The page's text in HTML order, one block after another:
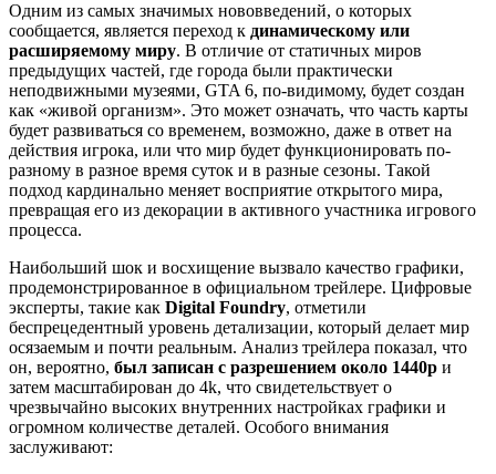
Одним из самых значимых нововведений, о которых
сообщается, является переход к динамическому или
расширяемому миру. В отличие от статичных миров
предыдущих частей, где города были практически
неподвижными музеями, GTA 6, по-видимому, будет создан
как «живой организм». Это может означать, что часть карты
будет развиваться со временем, возможно, даже в ответ на
действия игрока, или что мир будет функционировать по-
разному в разное время суток и в разные сезоны. Такой
подход кардинально меняет восприятие открытого мира,
превращая его из декорации в активного участника игрового
процесса.
Наибольший шок и восхищение вызвало качество графики,
продемонстрированное в официальном трейлере. Цифровые
эксперты, такие как Digital Foundry, отметили
беспрецедентный уровень детализации, который делает мир
осязаемым и почти реальным. Анализ трейлера показал, что
он, вероятно, был записан с разрешением около 1440p и
затем масштабирован до 4k, что свидетельствует о
чрезвычайно высоких внутренних настройках графики и
огромном количестве деталей. Особого внимания
заслуживают: